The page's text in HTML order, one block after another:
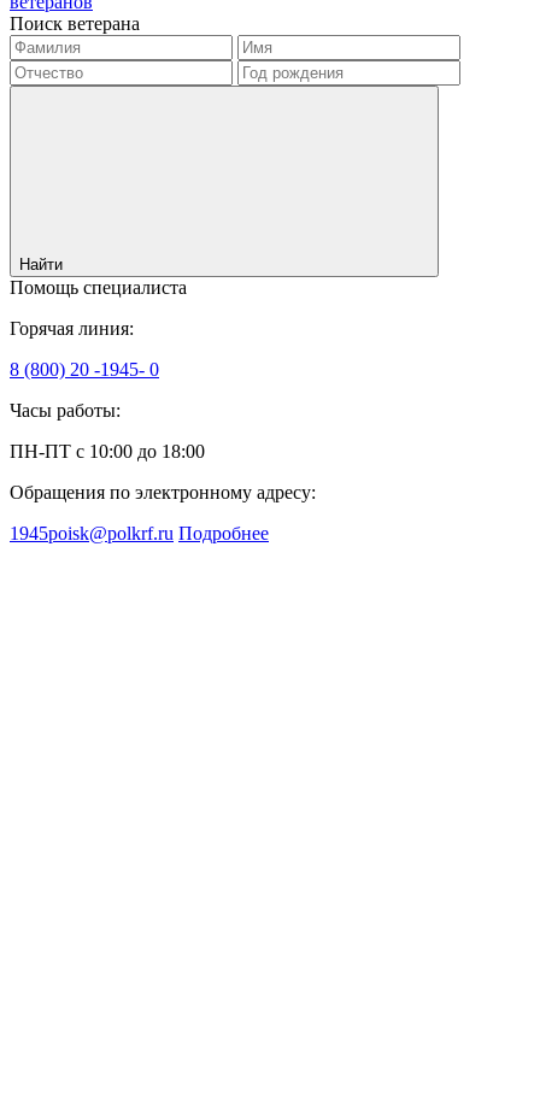
Поиск ветерана
Найти
Помощь специалиста
Горячая линия:
8 (800) 20 -1945- 0
Часы работы:
ПН-ПТ с 10:00 до 18:00
Обращения по электронному адресу:
1945poisk@polkrf.ru Подробнее